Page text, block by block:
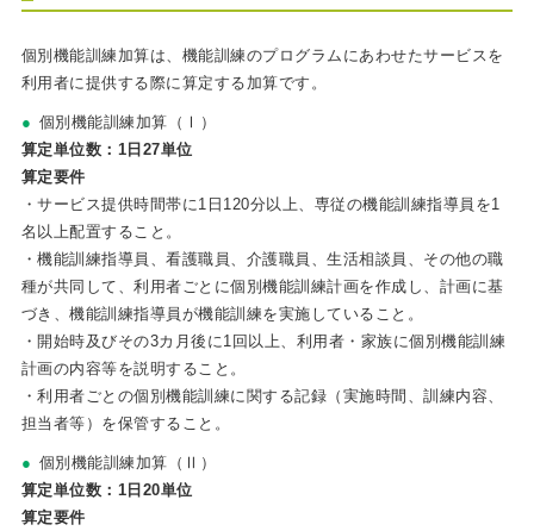
個別機能訓練加算は、機能訓練のプログラムにあわせたサービスを
利用者に提供する際に算定する加算です。
個別機能訓練加算（Ⅰ）
算定単位数：1日27単位
算定要件
・サービス提供時間帯に1日120分以上、専従の機能訓練指導員を1
名以上配置すること。
・機能訓練指導員、看護職員、介護職員、生活相談員、その他の職
種が共同して、利用者ごとに個別機能訓練計画を作成し、計画に基
づき、機能訓練指導員が機能訓練を実施していること。
・開始時及びその3カ月後に1回以上、利用者・家族に個別機能訓練
計画の内容等を説明すること。
・利用者ごとの個別機能訓練に関する記録（実施時間、訓練内容、
担当者等）を保管すること。
個別機能訓練加算（Ⅱ）
算定単位数：1日20単位
算定要件